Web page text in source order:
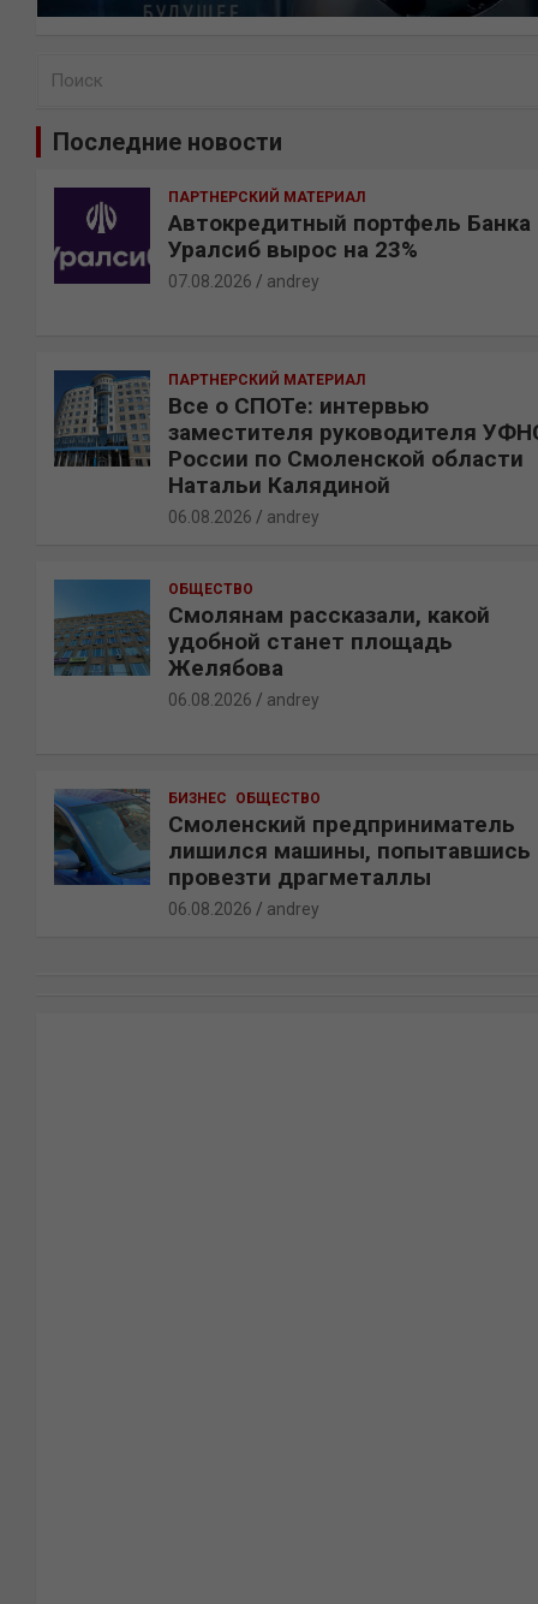
Последние новости
ПАРТНЕРСКИЙ МАТЕРИАЛ
Автокредитный портфель Банка
Уралсиб вырос на 23%
07.08.2026 andrey
ПАРТНЕРСКИЙ МАТЕРИАЛ
Все о СПОТе: интервью
заместителя руководителя
России по Смоленской области
Натальи Калядиной
06.08.2026 andrey
ОБЩЕСТВО
Смолянам рассказали, какой
удобной станет площадь
Желябова
06.08.2026 andrey
БИЗНЕС ОБЩЕСТВО
Смоленский предприниматель
лишился машины, попытавшись
провезти драгметаллы
06.08.2026 andrey